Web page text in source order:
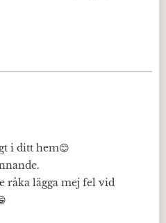
i ditt hem😊
råka lägga mej fel vid